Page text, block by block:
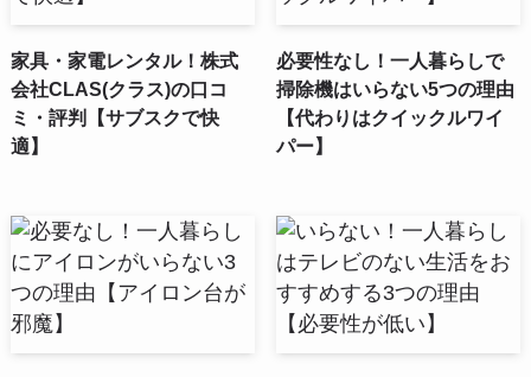
家具・家電レンタル！株式
会社CLAS(クラス)の口コ
ミ・評判【サブスクで快
適】
必要性なし！一人暮らしで
掃除機はいらない5つの理由
【代わりはクイックルワイ
パー】